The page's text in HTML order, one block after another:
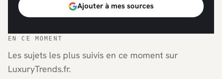
Ajouter à mes sources
EN CE MOMENT
Les sujets les plus suivis en ce moment sur
LuxuryTrends.fr.